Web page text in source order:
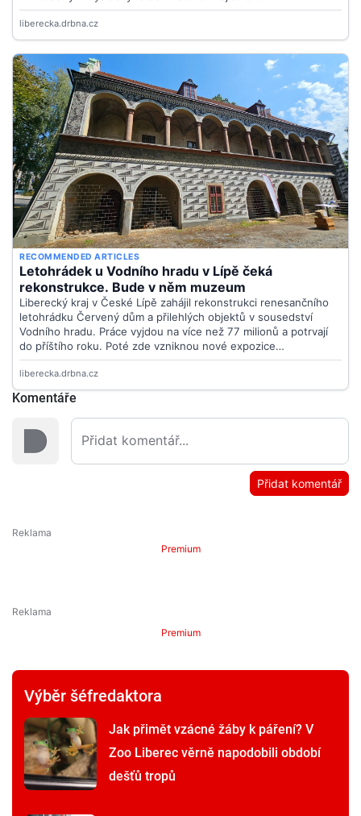
Komentáře
Přidat komentář
Premium
Premium
Výběr šéfredaktora
Jak přimět vzácné žáby k páření? V
Zoo Liberec věrně napodobili období
dešťů tropů